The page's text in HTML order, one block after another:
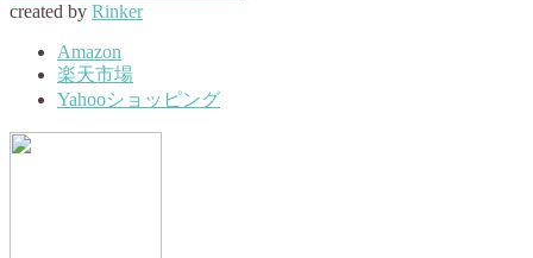
created by Rinker
Amazon
楽天市場
Yahooショッピング